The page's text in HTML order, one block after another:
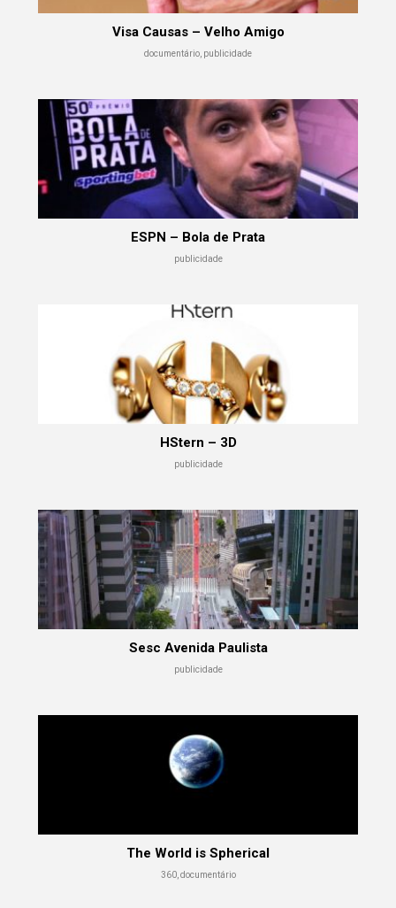
Visa Causas – Velho Amigo
documentário, publicidade
ESPN – Bola de Prata
publicidade
HStern – 3D
publicidade
Sesc Avenida Paulista
publicidade
The World is Spherical
360, documentário